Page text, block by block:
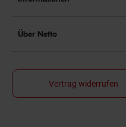
Über Netto
Vertrag widerrufen